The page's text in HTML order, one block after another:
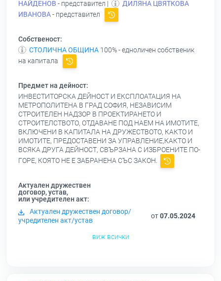
НАЙДЕНОВ - представител |
ДИЛЯНА ЦВЯТКОВА
ИВАНОВА- представител
Собственост:
СТОЛИЧНА ОБЩИНА 100% - едноличен собственик
на капитала
Предмет на дейност:
ИНВЕСТИТОРСКА ДЕЙНОСТ И ЕКСПЛОАТАЦИЯ НА
МЕТРОПОЛИТЕНА В ГРАД СОФИЯ, НЕЗАВИСИМ
СТРОИТЕЛЕН НАДЗОР В ПРОЕКТИРАНЕТО И
СТРОИТЕЛСТВОТО, ОТДАВАНЕ ПОД НАЕМ НА ИМОТИТЕ,
ВКЛЮЧЕНИ В КАПИТАЛА НА ДРУЖЕСТВОТО, КАКТО И
ИМОТИТЕ, ПРЕДОСТАВЕНИ ЗА УПРАВЛЕНИЕ,КАКТО И
ВСЯКА ДРУГА ДЕЙНОСТ, СВЪРЗАНА С ИЗБРОЕНИТЕ ПО-
ГОРЕ, КОЯТО НЕ Е ЗАБРАНЕНА СЪС ЗАКОН.
Актуален дружествен
договор, устав,
или учредителен акт:
Актуален дружествен договор/
учредителен акт/устав
от07.05.2024
виж всички